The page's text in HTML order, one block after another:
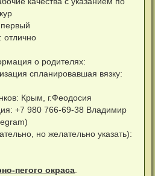
отлично
о родителях:
спланировавшая вязку:
Крым, г.Феодосия
+7 980 766-69-38 Владимир
но желательно указать):
пегого окраса